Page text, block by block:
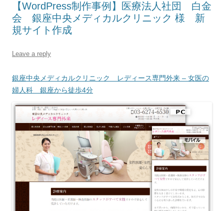
【WordPress制作事例】医療法人社団 白金
会 銀座中央メディカルクリニック 様 新
規サイト作成
Leave a reply
銀座中央メディカルクリニック レディース専門外来 – 女医の
婦人科 銀座から徒歩4分